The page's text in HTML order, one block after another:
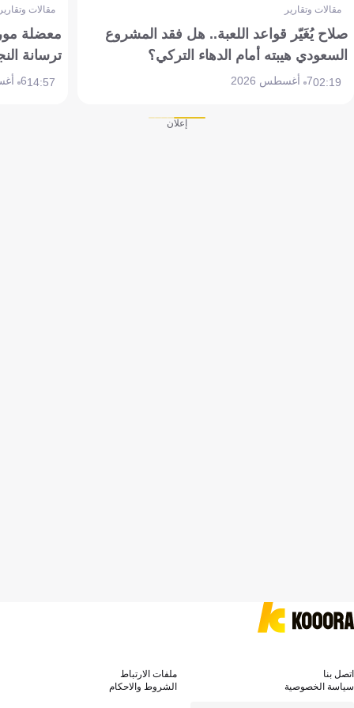
مقالات وتقارير
صلاح يُغَيّر قواعد اللعبة.. هل فقد المشروع
السعودي هيبته أمام الدهاء التركي؟
02:197 أغسطس 2026
مقالات
معضلة
ترسانة
14:576 أغسطس 2026
إعلان
اتصل بنا
ملفات الارتباط
سياسة الخصوصية
الشروط والاحكام